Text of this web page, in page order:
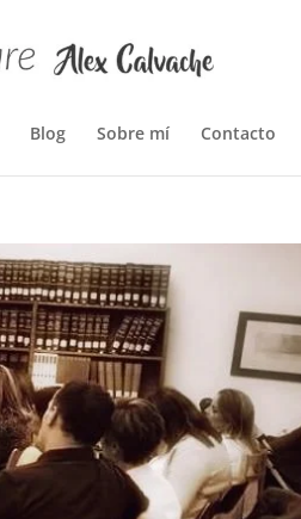
Blog Sobre mí Contacto